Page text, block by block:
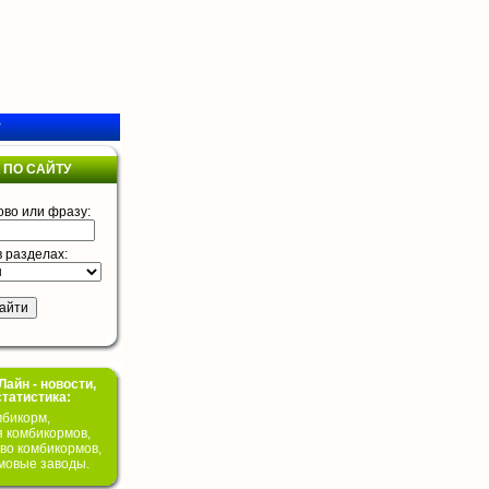
САЙТУ
или фразу:
разделах:
- новости,
комбикормов,
комбикормов,
заводы.